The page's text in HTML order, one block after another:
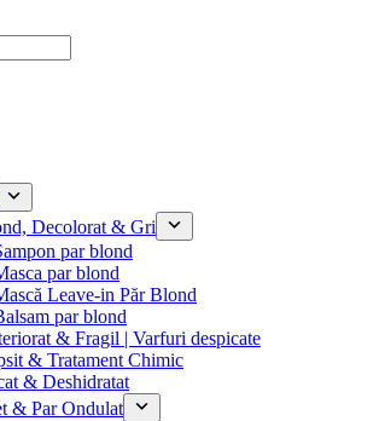
Decolorat & Gri
par blond
par blond
Leave-in Păr Blond
par blond
& Fragil | Varfuri despicate
& Tratament Chimic
& Deshidratat
& Par Ondulat